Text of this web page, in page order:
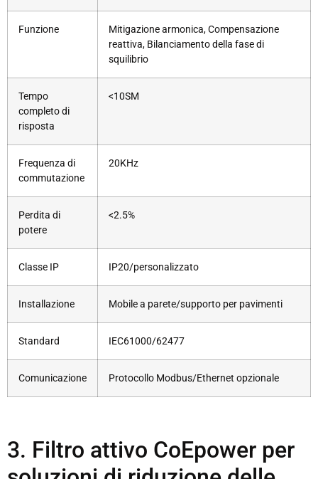
Funzione
Mitigazione armonica, Compensazione
reattiva, Bilanciamento della fase di
squilibrio
Tempo
completo di
risposta
<10SM
Frequenza di
commutazione
20KHz
Perdita di
potere
<2.5%
Classe IP IP20/personalizzato
Installazione Mobile a parete/supporto per pavimenti
Standard IEC61000/62477
Comunicazione Protocollo Modbus/Ethernet opzionale
3. Filtro attivo CoEpower per